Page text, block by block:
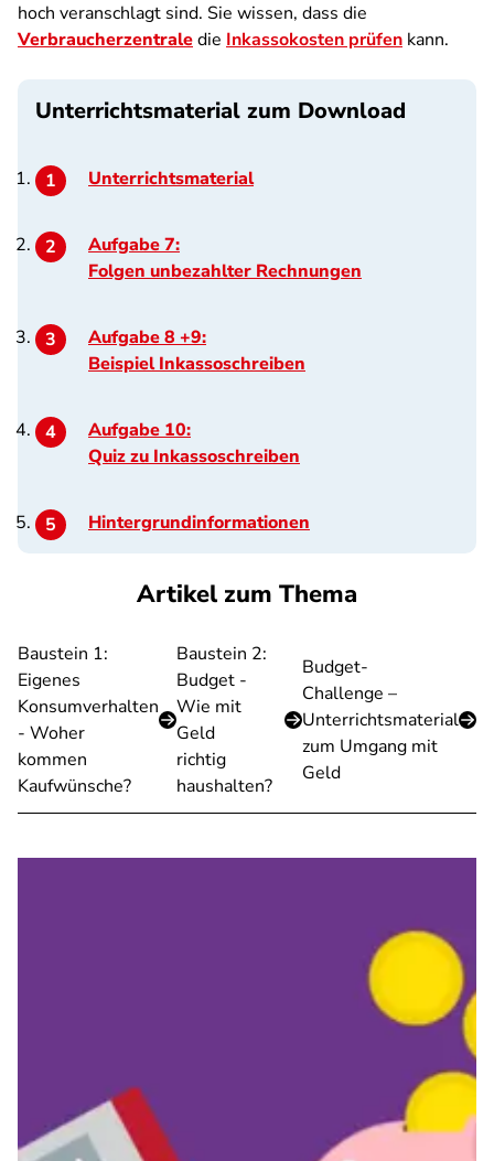
hoch veranschlagt sind. Sie wissen, dass die
Verbraucherzentraledie Inkassokosten prüfen kann.
Unterrichtsmaterial zum Download
Unterrichtsmaterial
Aufgabe 7:
Folgen unbezahlter Rechnungen
Aufgabe 8 +9:
Beispiel Inkassoschreiben
Aufgabe 10:
Quiz zu Inkassoschreiben
Hintergrundinformationen
Artikel zum Thema
Baustein 1:
Eigenes
Konsumverhalten
- Woher
kommen
Kaufwünsche?
Baustein 2:
Budget -
Wie mit
Geld
richtig
haushalten?
Budget-
Challenge –
Unterrichtsmaterial
zum Umgang mit
Geld